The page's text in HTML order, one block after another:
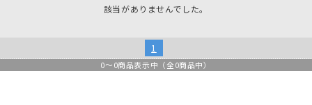
該当がありませんでした。
1
0～0商品表示中（全0商品中）